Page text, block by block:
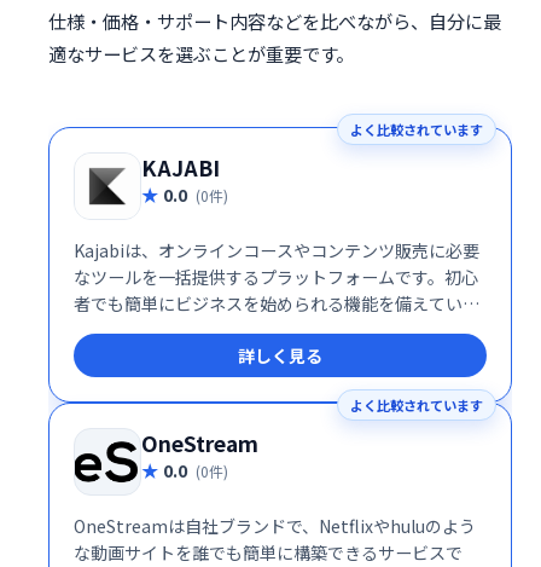
仕様・価格・サポート内容などを比べながら、自分に最
適なサービスを選ぶことが重要です。
よく比較されています
KAJABI
0.0 (0件)
Kajabiは、オンラインコースやコンテンツ販売に必要
なツールを一括提供するプラットフォームです。初心
者でも簡単にビジネスを始められる機能を備えていま
す。
詳しく見る
よく比較されています
OneStream
0.0 (0件)
OneStreamは自社ブランドで、Netflixやhuluのよう
な動画サイトを誰でも簡単に構築できるサービスで